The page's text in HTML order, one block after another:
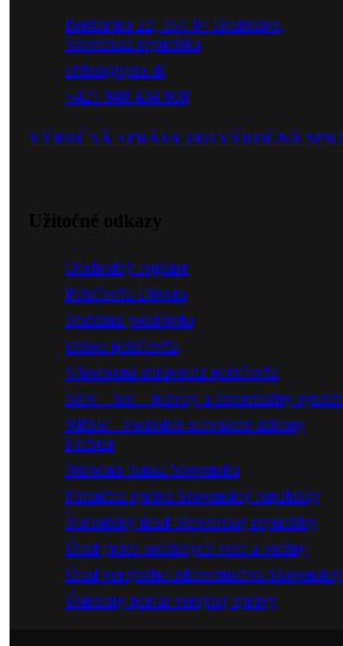
Betliarska 22, 851 07 Bratislava,
Slovenská republika
office@lpsa.sk
+421 948 434 088
VÝROČNÁ SPRÁVA 2021VÝROČNÁ
Obchodný register
Poisťovňa Dôvera
Sociálna poisťovňa
Union poisťovňa
Všeobecná zdravotná poisťovňa
Slov – lex – právny a informačný systém
NRSR - Posledné schválené zákony
FinStat
Národná banka Slovenska
Finančná správa Slovenskej republiky
Štatistický úrad Slovenskej republiky
Úrad práce sociálnych vecí a rodiny
Úrad verejného zdravotníctva
Ústredný portál verejnej správy